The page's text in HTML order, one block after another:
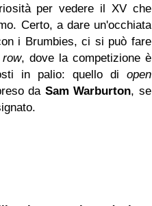
per vedere il XV che
Certo, a dare un'occhiata
i Brumbies, ci si può fare
, dove la competizione è
in palio: quello di open
da Sam Warburton, se